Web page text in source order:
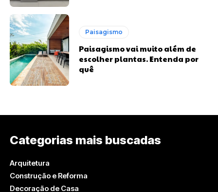
Paisagismo
Paisagismo vai muito além de
escolher plantas. Entenda por
quê
Categorias mais buscadas
Arquitetura
Construção e Reforma
Decoração de Casa